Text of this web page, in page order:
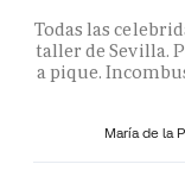
Todas las
taller de Sevilla.
a pique.
María de la